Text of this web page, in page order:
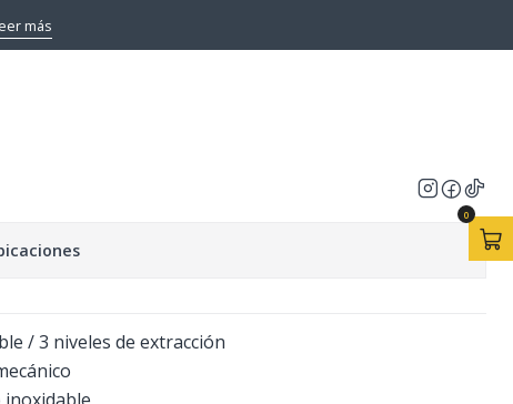
0
más
2060 X/C CATA
/ 3 niveles de extracción